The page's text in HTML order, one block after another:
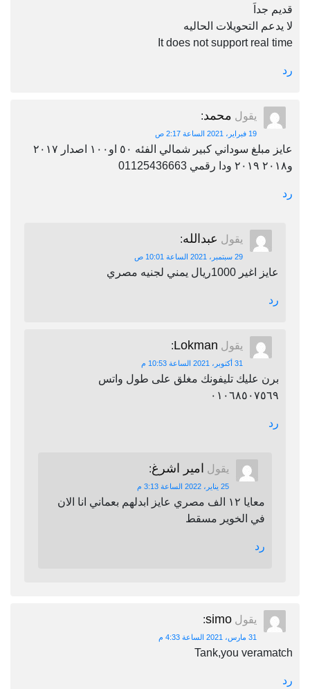
قديم جداَ
لا يدعم التحويلات الحاليه
It does not support real time
رد
يقول محمد:
19 فبراير، 2021 الساعة 2:17 ص
عايز مبلغ سوداني كبير شمالي الفئه ٥٠ او١٠٠ اصدار ٢٠١٧
و٢٠١٨ ٢٠١٩ ودا رقمي 01125436663
رد
يقول عبدالله:
29 سبتمبر، 2021 الساعة 10:01 ص
عايز اغير 1000ريال يمني لجنيه مصري
رد
يقول Lokman
:
31 أكتوبر، 2021 الساعة 10:53 م
برن عليك تليفونك مغلق على طول واتس
٠١٠٦٨٥٠٧٥٦٩
رد
يقول امير اشرغ:
25 يناير، 2022 الساعة 3:13 م
معايا ١٢ الف مصري عايز ابدلهم بعماني انا الان
في الخوير مسقط
رد
يقول simo
:
31 مارس، 2021 الساعة 4:33 م
Tank,you veramatch
رد